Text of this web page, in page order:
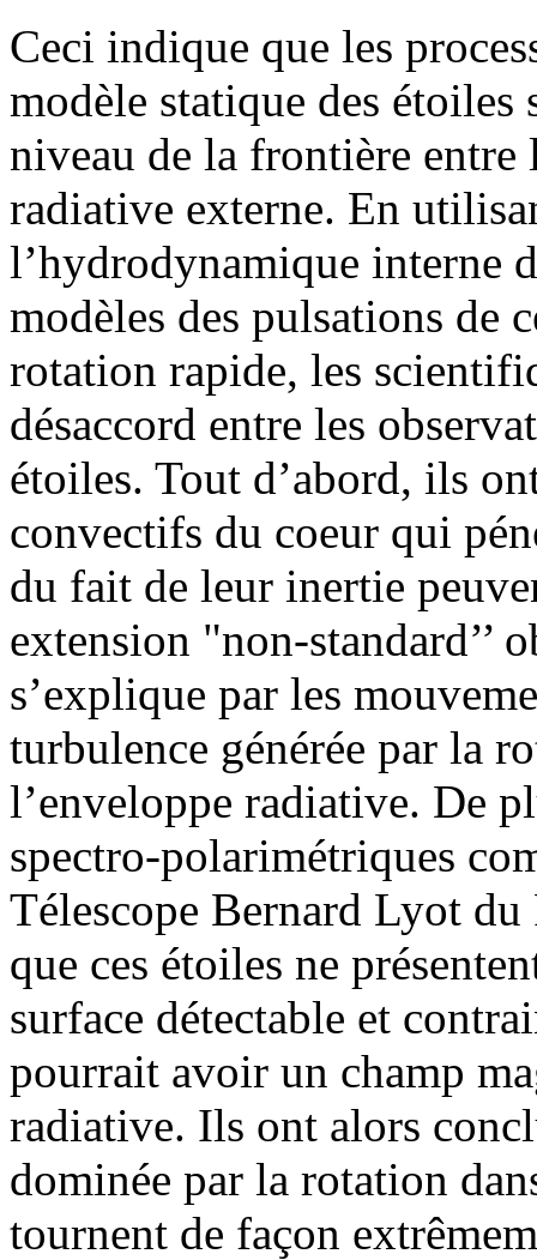
Ceci indique que les
modèle statique des étoiles
niveau de la frontière entre
radiative externe. En
l’hydrodynamique interne
modèles des pulsations de
rotation rapide, les
désaccord entre les
étoiles. Tout d’abord, ils
convectifs du coeur qui
du fait de leur inertie
extension "non-standard’’
s’explique par les
turbulence générée par la
l’enveloppe radiative. De
spectro-polarimétriques
Télescope Bernard Lyot
que ces étoiles ne
surface détectable et
pourrait avoir un champ
radiative. Ils ont alors
dominée par la rotation
tournent de façon